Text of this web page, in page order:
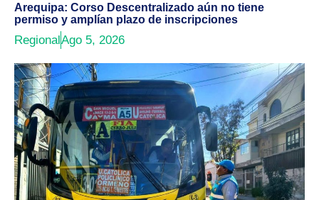
Arequipa: Corso Descentralizado aún no tiene
permiso y amplían plazo de inscripciones
RegionalAgo 5, 2026